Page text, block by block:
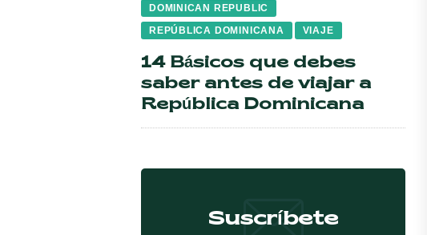
DOMINICAN REPUBLIC
REPÚBLICA DOMINICANA
VIAJE
14 Básicos que debes
saber antes de viajar a
República Dominicana
Suscríbete